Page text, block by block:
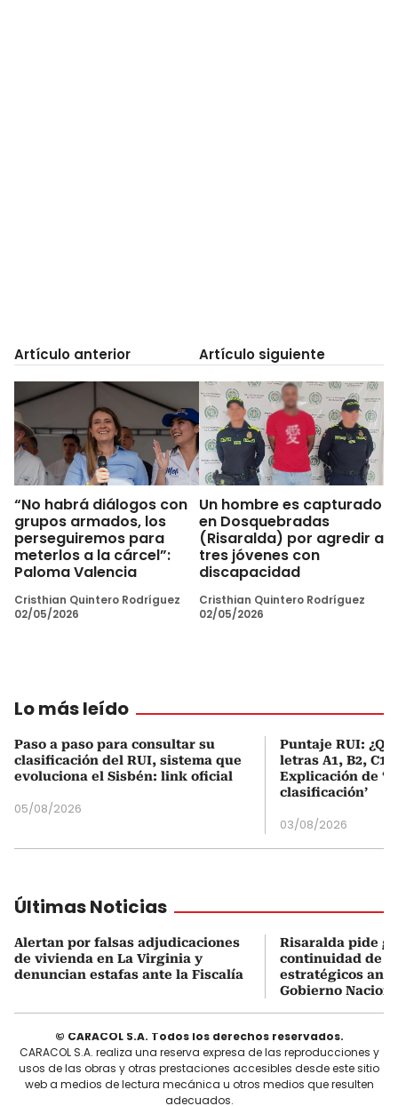
Artículo anterior
“No habrá diálogos con
grupos armados, los
perseguiremos para
meterlos a la cárcel”:
Paloma Valencia
Cristhian Quintero Rodríguez
02/05/2026
Artículo siguiente
Un hombre es capturado
en Dosquebradas
(Risaralda) por agredir a
tres jóvenes con
discapacidad
Cristhian Quintero Rodríguez
02/05/2026
Lo más leído
Paso a paso para consultar su
clasificación del RUI, sistema que
evoluciona el Sisbén: link oficial
05/08/2026
Puntaje RUI:
letras A1, B2, C1
Explicación de
clasificación’
03/08/2026
Últimas Noticias
Alertan por falsas adjudicaciones
de vivienda en La Virginia y
denuncian estafas ante la Fiscalía
Risaralda pide
continuidad de
estratégicos
Gobierno
© CARACOL S.A. Todos los derechos reservados.
CARACOL S.A. realiza una reserva expresa de las reproducciones y
usos de las obras y otras prestaciones accesibles desde este sitio
web a medios de lectura mecánica u otros medios que resulten
adecuados.